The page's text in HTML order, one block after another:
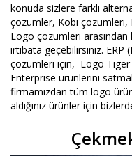
konuda sizlere farklı
çözümler, Kobi çözümleri,
Logo çözümleri
irtibata geçebilirsiniz. ERP
çözümleri için, Logo Tiger
Enterprise ürünlerini
firmamızdan tüm logo
aldığınız ürünler için